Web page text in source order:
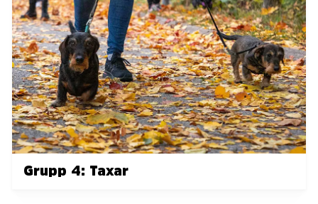
Grupp 4: Taxar